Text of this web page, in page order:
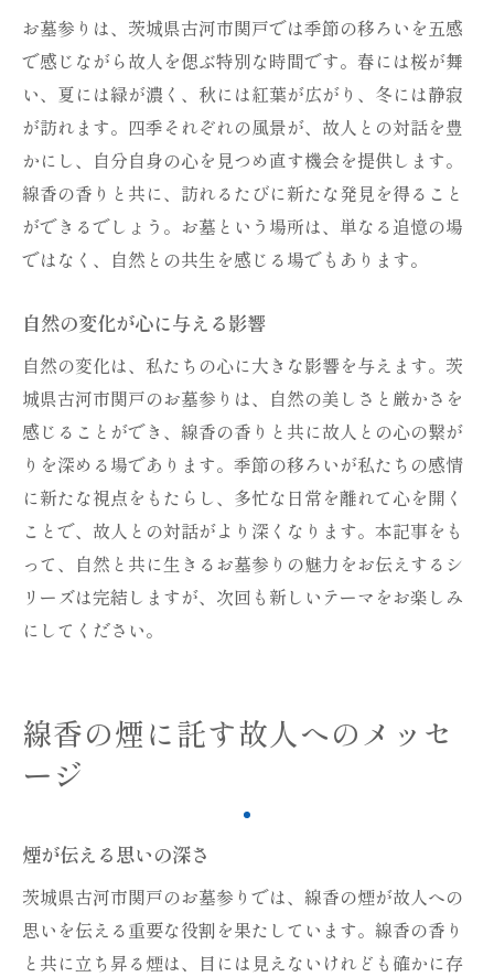
お墓参りは、茨城県古河市関戸では季節の移ろいを五感
で感じながら故人を偲ぶ特別な時間です。春には桜が舞
い、夏には緑が濃く、秋には紅葉が広がり、冬には静寂
が訪れます。四季それぞれの風景が、故人との対話を豊
かにし、自分自身の心を見つめ直す機会を提供します。
線香の香りと共に、訪れるたびに新たな発見を得ること
ができるでしょう。お墓という場所は、単なる追憶の場
ではなく、自然との共生を感じる場でもあります。
自然の変化が心に与える影響
自然の変化は、私たちの心に大きな影響を与えます。茨
城県古河市関戸のお墓参りは、自然の美しさと厳かさを
感じることができ、線香の香りと共に故人との心の繋が
りを深める場であります。季節の移ろいが私たちの感情
に新たな視点をもたらし、多忙な日常を離れて心を開く
ことで、故人との対話がより深くなります。本記事をも
って、自然と共に生きるお墓参りの魅力をお伝えするシ
リーズは完結しますが、次回も新しいテーマをお楽しみ
にしてください。
線香の煙に託す故人へのメッセ
ージ
煙が伝える思いの深さ
茨城県古河市関戸のお墓参りでは、線香の煙が故人への
思いを伝える重要な役割を果たしています。線香の香り
と共に立ち昇る煙は、目には見えないけれども確かに存